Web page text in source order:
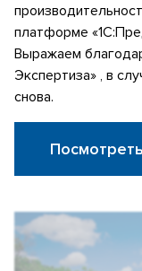
платформе
Выражаем
Экспертиза» , в
снова.